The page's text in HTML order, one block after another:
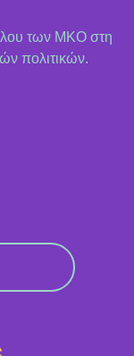
των ΜΚΟ στη
πολιτικών.